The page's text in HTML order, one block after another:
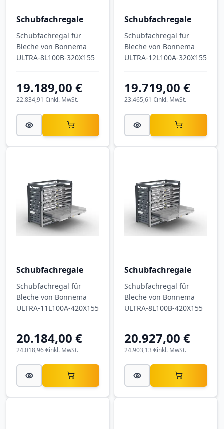
Schubfachregale
Schubfachregal für
Bleche von Bonnema
ULTRA-8L100B-320X155
19.189,00 €
inkl. MwSt.
22.834,91 €
Schubfachregale
Schubfachregal für
Bleche von Bonnema
ULTRA-12L100A-320X155
19.719,00 €
inkl. MwSt.
23.465,61 €
Schubfachregale
Schubfachregal für
Bleche von Bonnema
ULTRA-11L100A-420X155
20.184,00 €
inkl. MwSt.
24.018,96 €
Schubfachregale
Schubfachregal für
Bleche von Bonnema
ULTRA-8L100B-420X155
20.927,00 €
inkl. MwSt.
24.903,13 €